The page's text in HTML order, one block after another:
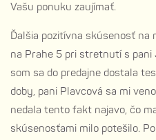
Vašu ponuku zaujímať.
Ďalšia pozitívna skúsenosť na
na Prahe 5 pri stretnutí s pani
som sa do predajne dostala
doby, pani Plavcová sa mi
nedala tento fakt najavo, čo
skúsenosťami milo potešilo.